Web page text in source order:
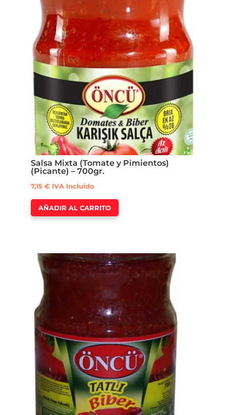
Salsa Mixta (Tomate y Pimientos)
(Picante) – 700gr.
7,15 € IVA Incluido
AÑADIR AL CARRITO